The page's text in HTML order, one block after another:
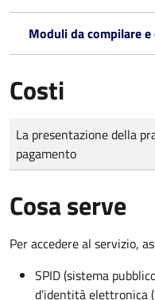
Moduli da compilare
Costi
Tipo di pagamento
Importo
La presentazione della
pagamento
Cosa serve
Per accedere al servizio,
SPID (sistema
d’identità elettronica